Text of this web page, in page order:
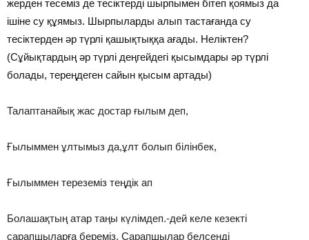
жерден тесеміз де тесіктерді шырпымен бітеп қоямыз да
ішіне су құямыз. Шырпыларды алып тастағанда су
тесіктерден әр түрлі қашықтыққа ағады. Неліктен?
(Сұйықтардың әр түрлі деңгейдегі қысымдары әр түрлі
болады, тереңдеген сайын қысым артады)
Талаптанайық жас достар ғылым деп,
Ғылыммен ұлтымыз да,ұлт болып білінбек,
Ғылыммен тереземіз теңдік ап
Болашақтың атар таңы күлімдеп.-дей келе кезекті
сарапшыларға береміз. Сарапшылар белсенді